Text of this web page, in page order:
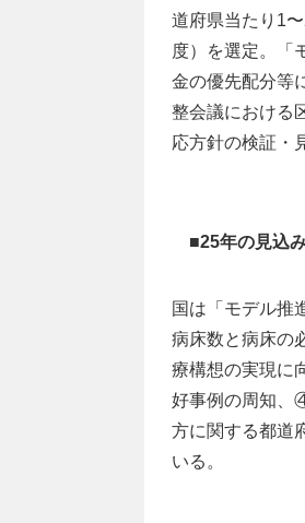
道府県当たり1
度）を選定。「
金の優先配分等
整会議における
応方針の検証・
■25年の見込
国は「モデル推
病床数と病床の
療構想の実現に
好事例の周知、
方に関する都道
いる。